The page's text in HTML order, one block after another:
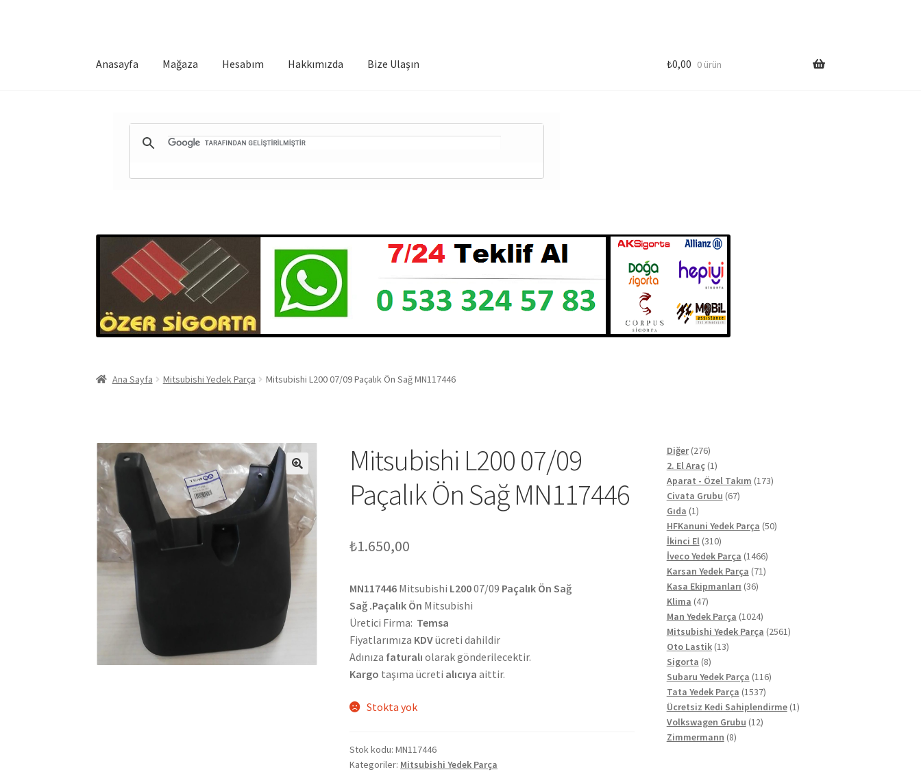
Anasayfa Mağaza Hesabım Hakkımızda Bize Ulaşın ₺0,00 0 ürün
Ana Sayfa Mitsubishi Yedek Parça Mitsubishi L200 07/09 Paçalık Ön Sağ MN117446
Mitsubishi L200 07/09
Paçalık Ön Sağ MN117446
₺1.650,00
MN117446 Mitsubishi L20007/09 Paçalık Ön Sağ
Sağ .Paçalık Ön Mitsubishi
Üretici Firma: Temsa
Fiyatlarımıza KDVücreti dahildir
Adınıza faturalı olarak gönderilecektir.
Kargo taşıma ücreti alıcıya aittir.
Stokta yok
Stok kodu:MN117446
Kategoriler: Mitsubishi Yedek Parça
Diğer 276276
ürün
2. El Araç 11
ürün
Aparat - Özel Takım 173173
Civata Grubu 6767
Gıda 11
ürün
HFKanuni Yedek Parça 5050
İkinci El 310310
ürün
İveco Yedek Parça 14661466
ürün
Karsan Yedek Parça 7171
Kasa Ekipmanları 3636
Klima 4747
ürün
Man Yedek Parça 10241024
ürün
Mitsubishi Yedek Parça 25612561
Oto Lastik 1313
Sigorta 88
ürün
Subaru Yedek Parça 116116
Tata Yedek Parça 15371537
ürün
Ücretsiz Kedi Sahiplendirme 11
Volkswagen Grubu 1212
Zimmermann 88